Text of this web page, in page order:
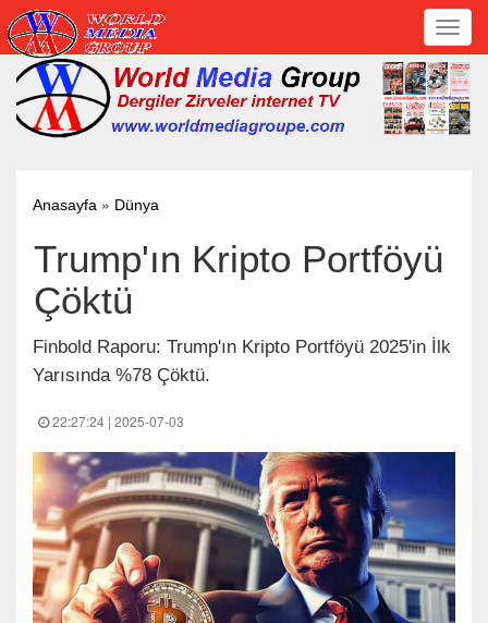
Anasayfa » Dünya
Trump'ın Kripto Portföyü
Çöktü
Finbold Raporu: Trump'ın Kripto Portföyü 2025'in İlk
Yarısında %78 Çöktü.
22:27:24 | 2025-07-03